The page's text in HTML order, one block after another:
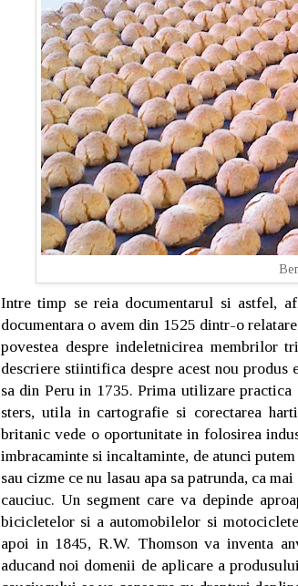
Intre timp se reia documentarul si astfel,
documentara o avem din 1525 dintr-o
povestea despre indeletnicirea
descriere stiintifica despre acest nou produs
sa din Peru in 1735. Prima utilizare
sters, utila in cartografie si corectarea
britanic vede o oportunitate in folosirea
imbracaminte si incaltaminte, de atunci
sau cizme ce nu lasau apa sa patrunda, ca
cauciuc. Un segment care va depinde
bicicletelor si a automobilelor si
apoi in 1845, R.W. Thomson va inventa
aducand noi domenii de aplicare a